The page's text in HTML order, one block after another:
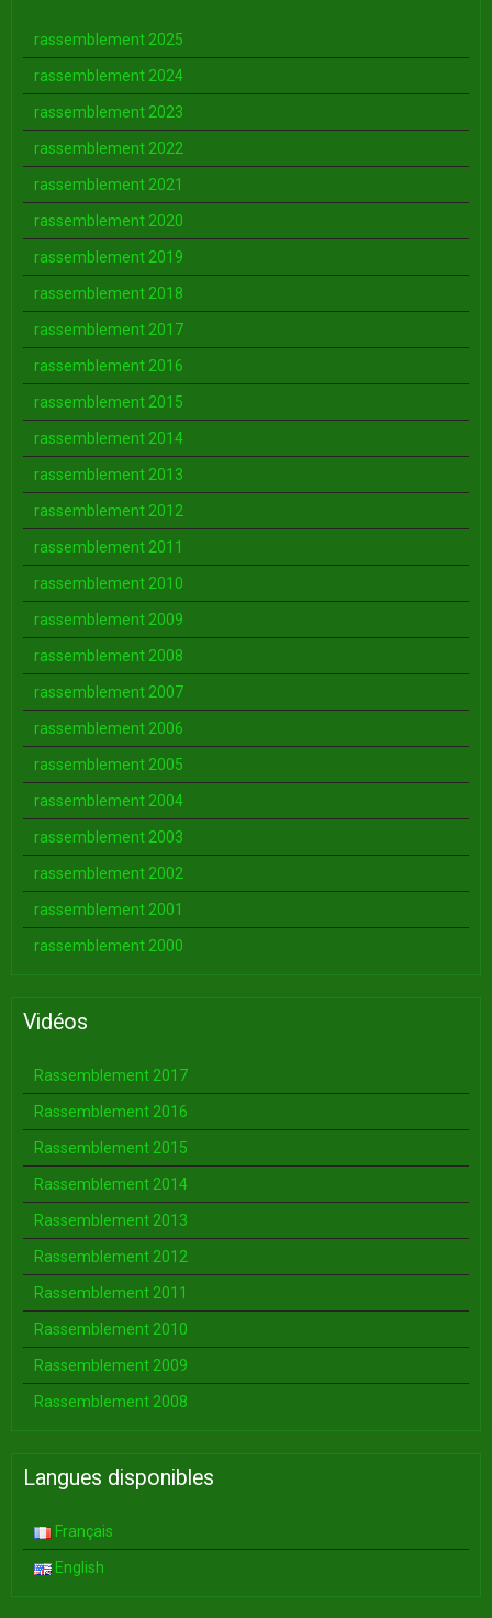
rassemblement 2025
rassemblement 2024
rassemblement 2023
rassemblement 2022
rassemblement 2021
rassemblement 2020
rassemblement 2019
rassemblement 2018
rassemblement 2017
rassemblement 2016
rassemblement 2015
rassemblement 2014
rassemblement 2013
rassemblement 2012
rassemblement 2011
rassemblement 2010
rassemblement 2009
rassemblement 2008
rassemblement 2007
rassemblement 2006
rassemblement 2005
rassemblement 2004
rassemblement 2003
rassemblement 2002
rassemblement 2001
rassemblement 2000
Vidéos
Rassemblement 2017
Rassemblement 2016
Rassemblement 2015
Rassemblement 2014
Rassemblement 2013
Rassemblement 2012
Rassemblement 2011
Rassemblement 2010
Rassemblement 2009
Rassemblement 2008
Langues disponibles
Français
English